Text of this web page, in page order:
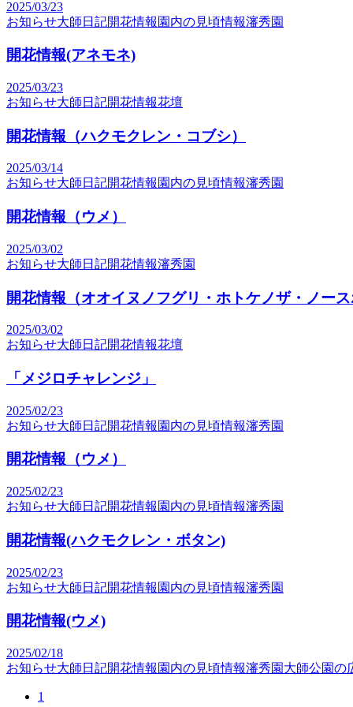
2025/03/23
お知らせ大師日記開花情報 園内の見頃情報瀋秀園
開花情報(アネモネ)
2025/03/23
お知らせ大師日記開花情報花壇
開花情報（ハクモクレン・コブシ）
2025/03/14
お知らせ大師日記開花情報 園内の見頃情報瀋秀園
開花情報（ウメ）
2025/03/02
お知らせ大師日記開花情報瀋秀園
開花情報（オオイヌノフグリ・ホトケノザ・ノー
2025/03/02
お知らせ大師日記開花情報花壇
「メジロチャレンジ」
2025/02/23
お知らせ大師日記開花情報 園内の見頃情報瀋秀園
開花情報（ウメ）
2025/02/23
お知らせ大師日記開花情報 園内の見頃情報瀋秀園
開花情報(ハクモクレン・ボタン)
2025/02/23
お知らせ大師日記開花情報 園内の見頃情報瀋秀園
開花情報(ウメ)
2025/02/18
お知らせ大師日記開花情報 園内の見頃情報瀋秀園 大師公園の
1